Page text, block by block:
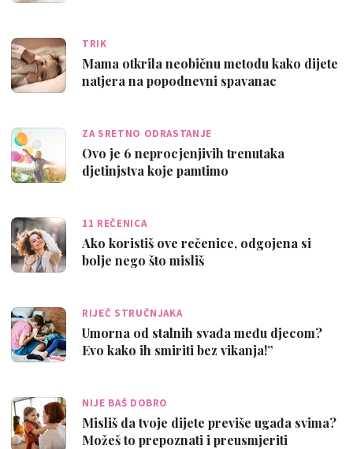
TRIK
Mama otkrila neobičnu metodu kako dijete
natjera na popodnevni spavanac
ZA SRETNO ODRASTANJE
Ovo je 6 neprocjenjivih trenutaka
djetinjstva koje pamtimo
11 REČENICA
Ako koristiš ove rečenice, odgojena si
bolje nego što misliš
RIJEČ STRUČNJAKA
Umorna od stalnih svađa među djecom?
Evo kako ih smiriti bez vikanja!”
NIJE BAŠ DOBRO
Misliš da tvoje dijete previše ugađa svima?
Možeš to prepoznati i preusmjeriti